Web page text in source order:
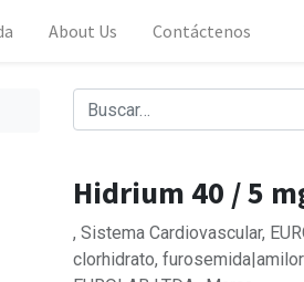
About Us Contáctenos
Hidrium 40 / 5
, Sistema Cardiovascular,
clorhidrato,